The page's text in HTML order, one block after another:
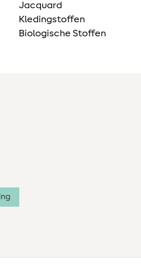
Jacquard
Kledingstoffen
Biologische Stoffen